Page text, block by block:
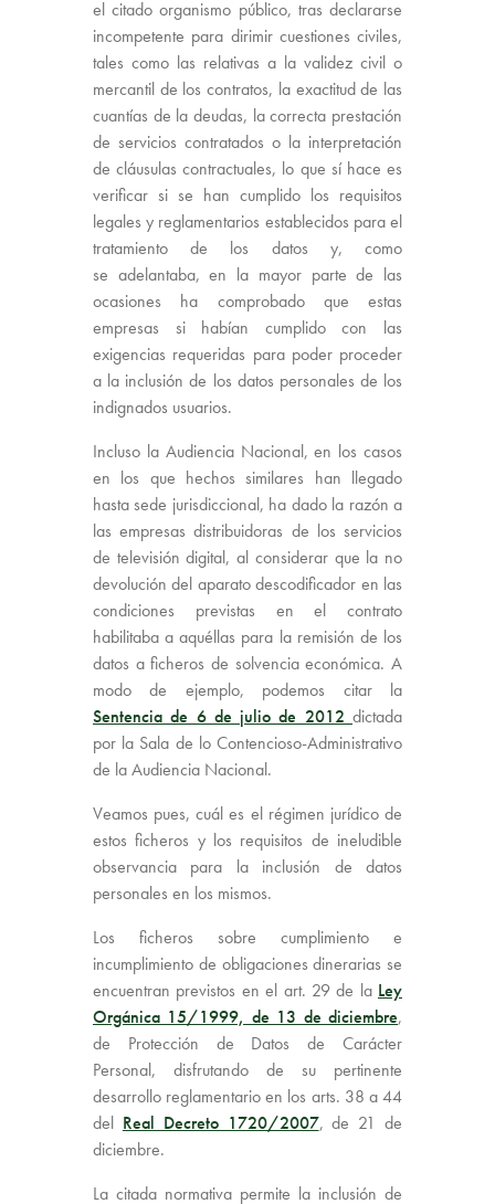
el citado organismo público, tras declararse
incompetente para dirimir cuestiones civiles,
tales como las relativas a la validez civil o
mercantil de los contratos, la exactitud de las
cuantías de la deudas, la correcta prestación
de servicios contratados o la interpretación
de cláusulas contractuales, lo que sí hace es
verificar si se han cumplido los requisitos
legales y reglamentarios establecidos para el
tratamiento de los datos y, como
se adelantaba, en la mayor parte de las
ocasiones ha comprobado que estas
empresas si habían cumplido con las
exigencias requeridas para poder proceder
a la inclusión de los datos personales de los
indignados usuarios.
Incluso la Audiencia Nacional, en los casos
en los que hechos similares han llegado
hasta sede jurisdiccional, ha dado la razón a
las empresas distribuidoras de los servicios
de televisión digital, al considerar que la no
devolución del aparato descodificador en las
condiciones previstas en el contrato
habilitaba a aquéllas para la remisión de los
datos a ficheros de solvencia económica. A
modo de ejemplo, podemos citar la
Sentencia de 6 de julio de 2012 dictada
por la Sala de lo Contencioso-Administrativo
de la Audiencia Nacional.
Veamos pues, cuál es el régimen jurídico de
estos ficheros y los requisitos de ineludible
observancia para la inclusión de datos
personales en los mismos.
Los ficheros sobre cumplimiento e
incumplimiento de obligaciones dinerarias se
encuentran previstos en el art. 29 de la Ley
Orgánica 15/1999, de 13 de diciembre,
de Protección de Datos de Carácter
Personal, disfrutando de su pertinente
desarrollo reglamentario en los arts. 38 a 44
del Real Decreto 1720/2007, de 21 de
diciembre.
La citada normativa permite la inclusión de